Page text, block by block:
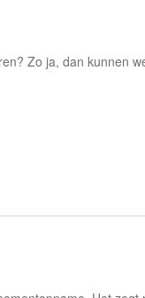
Zo ja, dan kunnen